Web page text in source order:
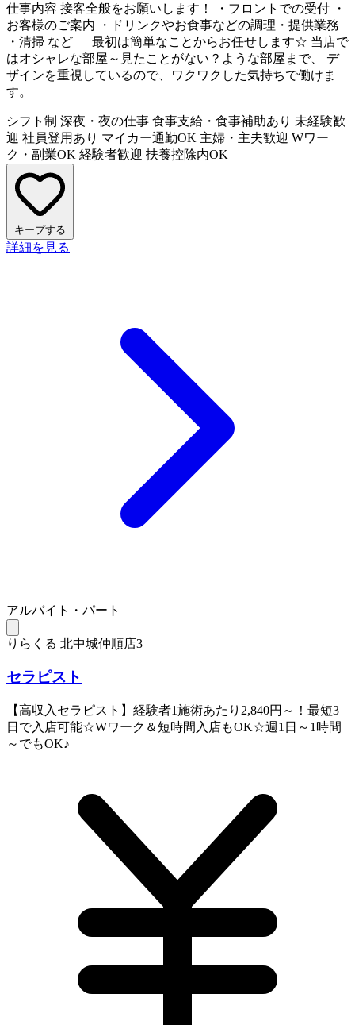
仕事内容 接客全般をお願いします！ ・フロントでの受付 ・
お客様のご案内 ・ドリンクやお食事などの調理・提供業務
・清掃 など 最初は簡単なことからお任せします☆ 当店で
はオシャレな部屋～見たことがない？ような部屋まで、 デ
ザインを重視しているので、ワクワクした気持ちで働けま
す。
シフト制 深夜・夜の仕事 食事支給・食事補助あり 未経験歓
迎 社員登用あり マイカー通勤OK 主婦・主夫歓迎 Wワー
ク・副業OK 経験者歓迎 扶養控除内OK
キープする
詳細を見る
アルバイト・パート
りらくる 北中城仲順店3
セラピスト
【高収入セラピスト】経験者1施術あたり2,840円～！最短3
日で入店可能☆Wワーク＆短時間入店もOK☆週1日～1時間
～でもOK♪